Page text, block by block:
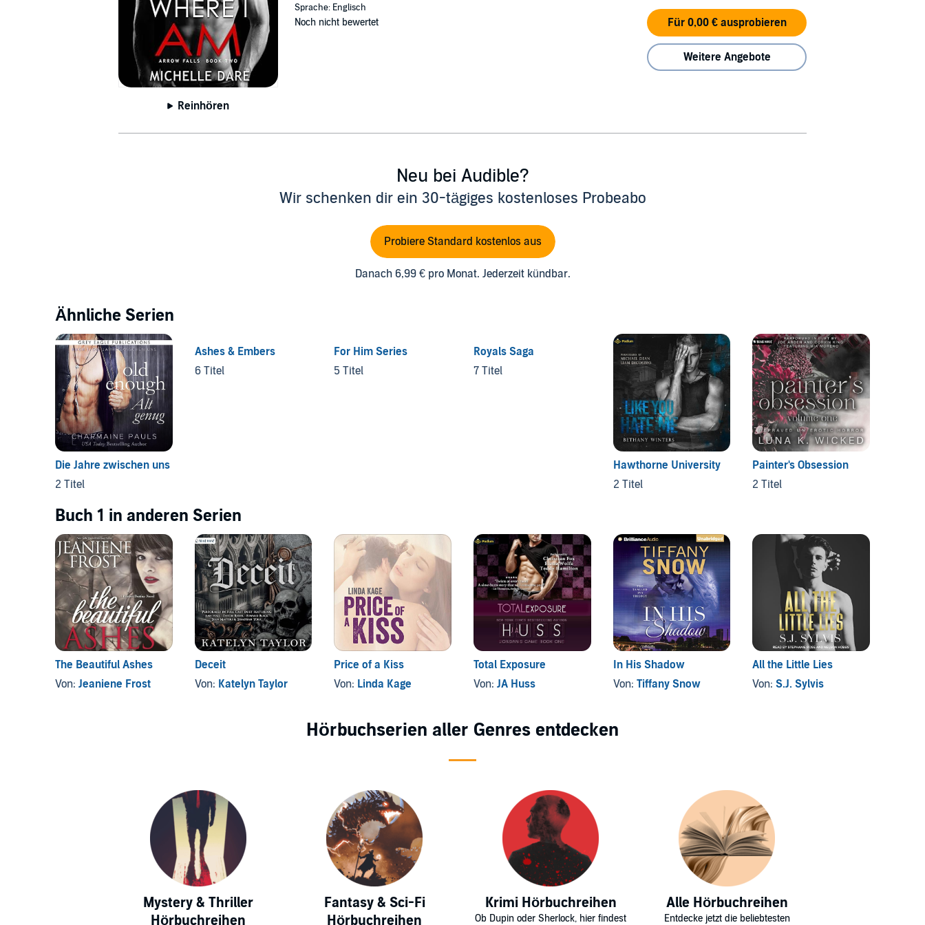
Reinhören
Sprache: Englisch
Noch nicht bewertet Für 0,00 € ausprobieren
Weitere Angebote
Neu bei Audible?
Wir schenken dir ein 30-tägiges kostenloses Probeabo
Probiere Standard kostenlos aus
Danach 6,99 € pro Monat. Jederzeit kündbar.
Ähnliche Serien
Die Jahre zwischen uns
2 Titel
Ashes & Embers
6 Titel
For Him Series
5 Titel
Royals Saga
7 Titel
Hawthorne University
2 Titel
Painter's Obsession
2 Titel
Buch 1 in anderen Serien
The Beautiful Ashes
Von: Jeaniene Frost
Deceit
Von: Katelyn Taylor
Price of a Kiss
Von: Linda Kage
Total Exposure
Von: JA Huss
In His Shadow
Von: Tiffany Snow
All the Little Lies
Von:S.J. Sylvis
Hörbuchserien aller Genres entdecken
Mystery & Thriller
Hörbuchreihen
Fantasy & Sci-Fi
Hörbuchreihen
Krimi Hörbuchreihen
Ob Dupin oder Sherlock, hier findest
Alle Hörbuchreihen
Entdecke jetzt die beliebtesten